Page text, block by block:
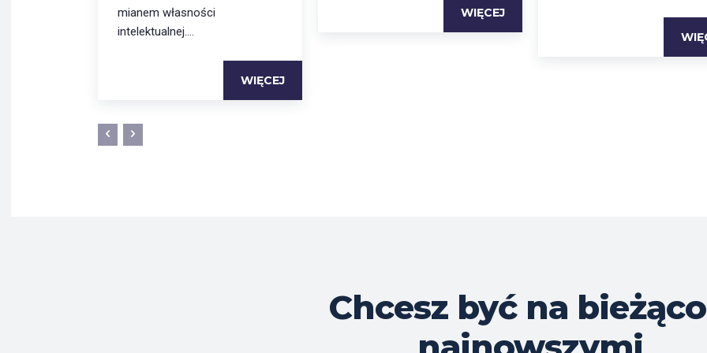
mianem własności
intelektualnej....
WIĘCEJ
WIĘCEJ
Chcesz być na